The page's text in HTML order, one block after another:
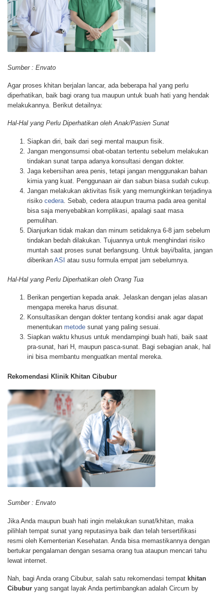
Sumber : Envato
Agar proses khitan berjalan lancar, ada beberapa hal yang perlu
diperhatikan, baik bagi orang tua maupun untuk buah hati yang hendak
melakukannya. Berikut detailnya:
Hal-Hal yang Perlu Diperhatikan oleh Anak/Pasien Sunat
Siapkan diri, baik dari segi mental maupun fisik.
Jangan mengonsumsi obat-obatan tertentu sebelum melakukan
tindakan sunat tanpa adanya konsultasi dengan dokter.
Jaga kebersihan area penis, tetapi jangan menggunakan bahan
kimia yang kuat. Penggunaan air dan sabun biasa sudah cukup.
Jangan melakukan aktivitas fisik yang memungkinkan terjadinya
risiko cedera . Sebab, cedera ataupun trauma pada area genital
bisa saja menyebabkan komplikasi, apalagi saat masa
pemulihan.
Dianjurkan tidak makan dan minum setidaknya 6-8 jam sebelum
tindakan bedah dilakukan. Tujuannya untuk menghindari risiko
muntah saat proses sunat berlangsung. Untuk bayi/balita, jangan
diberikan ASI atau susu formula empat jam sebelumnya.
Hal-Hal yang Perlu Diperhatikan oleh Orang Tua
Berikan pengertian kepada anak. Jelaskan dengan jelas alasan
mengapa mereka harus disunat.
Konsultasikan dengan dokter tentang kondisi anak agar dapat
menentukan metode sunat yang paling sesuai.
Siapkan waktu khusus untuk mendampingi buah hati, baik saat
pra-sunat, hari H, maupun pasca-sunat. Bagi sebagian anak, hal
ini bisa membantu menguatkan mental mereka.
Rekomendasi Klinik Khitan Cibubur
Sumber : Envato
Jika Anda maupun buah hati ingin melakukan sunat/khitan, maka
pilihlah tempat sunat yang reputasinya baik dan telah tersertifikasi
resmi oleh Kementerian Kesehatan. Anda bisa memastikannya dengan
bertukar pengalaman dengan sesama orang tua ataupun mencari tahu
lewat internet.
Nah, bagi Anda orang Cibubur, salah satu rekomendasi tempat khitan
Cibubur yang sangat layak Anda pertimbangkan adalah Circum by